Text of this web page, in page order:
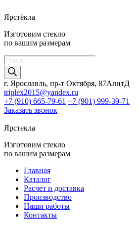
Ярстёкла
Изготовим стекло
по вашим размерам
Поиск
товаров
г. Ярославль, пр-т Октября, 87АлитД
triplex2015@yandex.ru
+7 (910) 665-79-61 +7 (901) 999-39-71
Заказать звонок
Ярстекла
Изготовим стекло
по вашим размерам
Главная
Каталог
Расчет и доставка
Производство
Наши работы
Контакты